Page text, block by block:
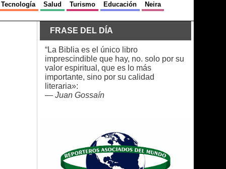
Tecnología Salud Turismo Educación Neira
FRASE DEL DÍA
“La Biblia es el único libro
imprescindible que hay, no. solo por su
valor espiritual, que es lo más
importante, sino por su calidad
literaria»:
— Juan Gossaín